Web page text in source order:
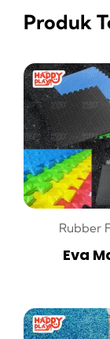
Produk
Rubber
Eva